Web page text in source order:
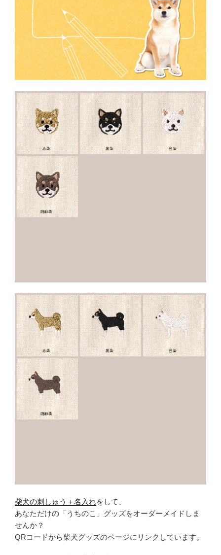
柴犬の刺しゅう＋名入れをして、
あなただけの「うちのこ」グッズをオーダーメイドしま
せんか？
QRコードから柴犬グッズのページにリンクしています。